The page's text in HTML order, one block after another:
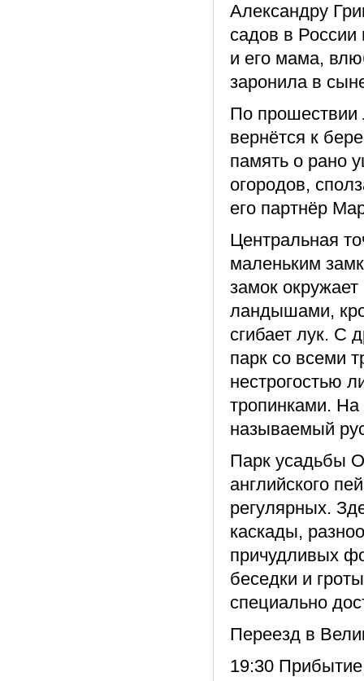
Александру
садов в России
и его мама,
заронила в
По прошествии
вернётся к
память о рано
огородов,
его партнёр
Центральная
маленьким
замок
ландышами,
сгибает лук. С
парк со всеми
нестрогостью
тропинками. На
называемый
Парк усадьбы
английского
регулярных.
каскады,
причудливых
беседки и
специально
Переезд в
19:30